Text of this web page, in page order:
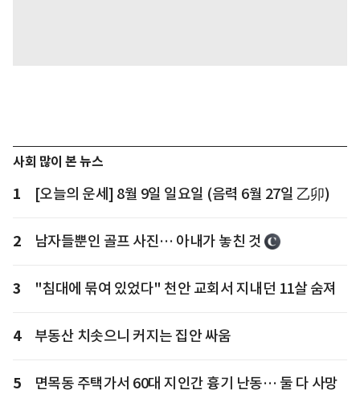
사회 많이 본 뉴스
1 [오늘의 운세] 8월 9일 일요일 (음력 6월 27일 乙卯)
2 남자들뿐인 골프 사진… 아내가 놓친 것
3 "침대에 묶여 있었다" 천안 교회서 지내던 11살 숨져
4 부동산 치솟으니 커지는 집안 싸움
5 면목동 주택가서 60대 지인간 흉기 난동… 둘 다 사망